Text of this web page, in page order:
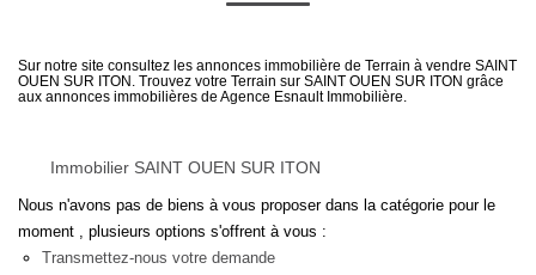
NOTRE AGENCE
Nos Actualités
Avis Clients
Sur notre site consultez les annonces immobilière de Terrain à vendre SAINT
OUEN SUR ITON. Trouvez votre Terrain sur SAINT OUEN SUR ITON grâce
aux annonces immobilières de Agence Esnault Immobilière.
Immobilier SAINT OUEN SUR ITON
Nous n'avons pas de biens à vous proposer dans la catégorie pour le
moment , plusieurs options s'offrent à vous :
Transmettez-nous votre demande